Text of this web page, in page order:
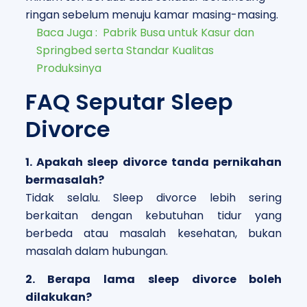
ringan sebelum menuju kamar masing-masing.
Baca Juga : Pabrik Busa untuk Kasur dan
Springbed serta Standar Kualitas
Produksinya
FAQ Seputar Sleep
Divorce
1. Apakah sleep divorce tanda pernikahan
bermasalah?
Tidak selalu. Sleep divorce lebih sering
berkaitan dengan kebutuhan tidur yang
berbeda atau masalah kesehatan, bukan
masalah dalam hubungan.
2. Berapa lama sleep divorce boleh
dilakukan?